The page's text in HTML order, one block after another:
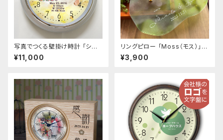
写真でつくる壁掛け時計 「シル
バー枠31センチ壁掛け時計」 オ
リジナル オーダーメイド 時計
¥11,000
リングピロー 「Moss（モス）」
アクリル製 お名前 日付入ります
¥3,900